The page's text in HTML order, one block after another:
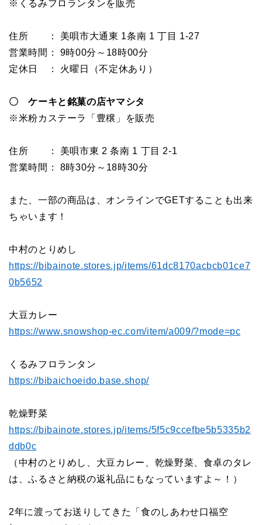
※くるみフロランタンを販売
住所 ： 美唄市大通東 1条南 1丁目 1-27
営業時間： 9時00分～18時00分
定休日 ： 火曜日（不定休あり）
〇 ケーキと銘菓の店ヤマシタ
※米粉カステーラ「豊穣」を販売
住所 ： 美唄市東 2条南 1 丁目 2-1
営業時間： 8時30分～18時30分
また、一部の商品は、オンラインでGETすることも出来
ちゃいます！
中村のとりめし
https://bibainote.stores.jp/items/61dc8170acbcb01ce7
0b5652
大豆カレー
https://www.snowshop-ec.com/item/a009/?mode=pc
くるみフロランタン
https://bibaichoeido.base.shop/
乾燥野菜
https://bibainote.stores.jp/items/5f5c9ccefbe5b5335b2
ddb0c
（中村のとりめし、大豆カレー、乾燥野菜、食卓のタレ
は、ふるさと納税の返礼品にもなっていますよ～！）
2年に渡ってお送りしてきた「食のしあわせ口福空